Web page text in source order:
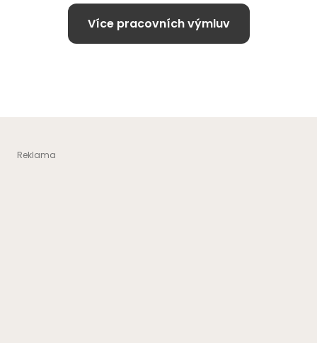
Více pracovních výmluv